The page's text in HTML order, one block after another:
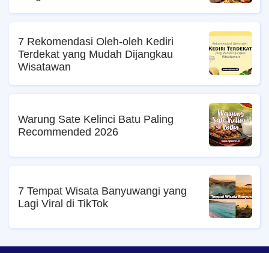
7 Rekomendasi Oleh-oleh Kediri
Terdekat yang Mudah Dijangkau
Wisatawan
Warung Sate Kelinci Batu Paling
Recommended 2026
7 Tempat Wisata Banyuwangi yang
Lagi Viral di TikTok